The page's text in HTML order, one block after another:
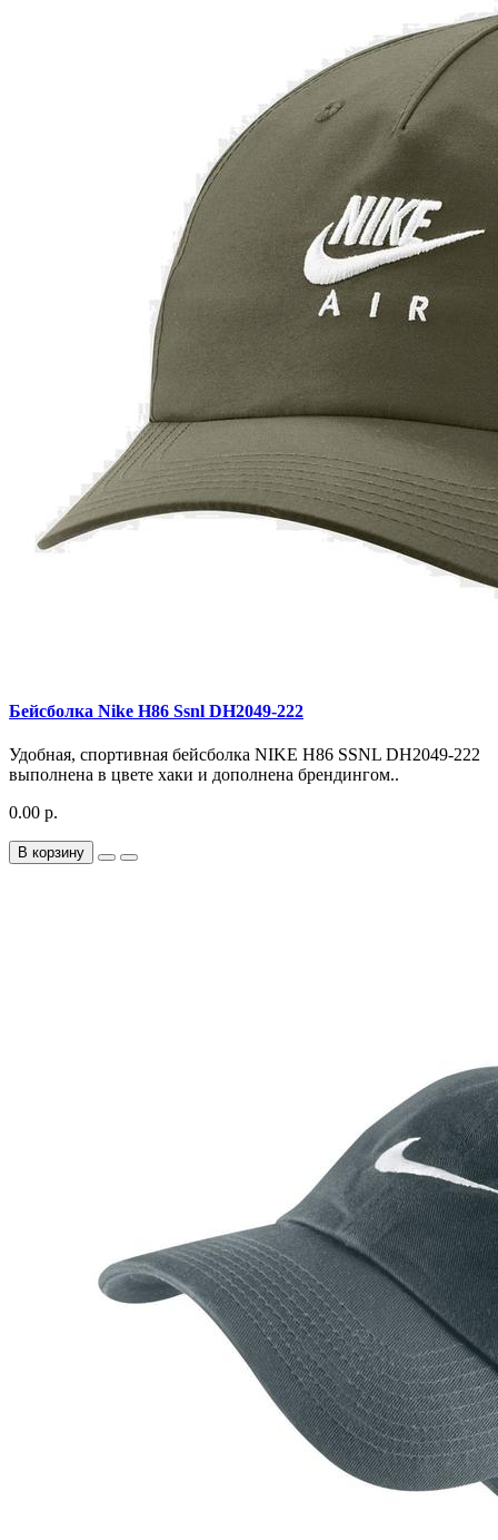
Бейсболка Nike H86 Ssnl DH2049-222
Удобная, спортивная бейсболка NIKE H86 SSNL DH2049-222
выполнена в цвете хаки и дополнена брендингом..
0.00 р.
В корзину